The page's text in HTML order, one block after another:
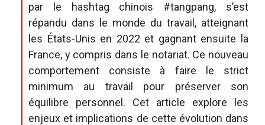
par le hashtag chinois #tangpang, s’est
répandu dans le monde du travail, atteignant
les États-Unis en 2022 et gagnant ensuite la
France, y compris dans le notariat. Ce nouveau
comportement consiste à faire le strict
minimum au travail pour préserver son
équilibre personnel. Cet article explore les
enjeux et implications de cette évolution dans